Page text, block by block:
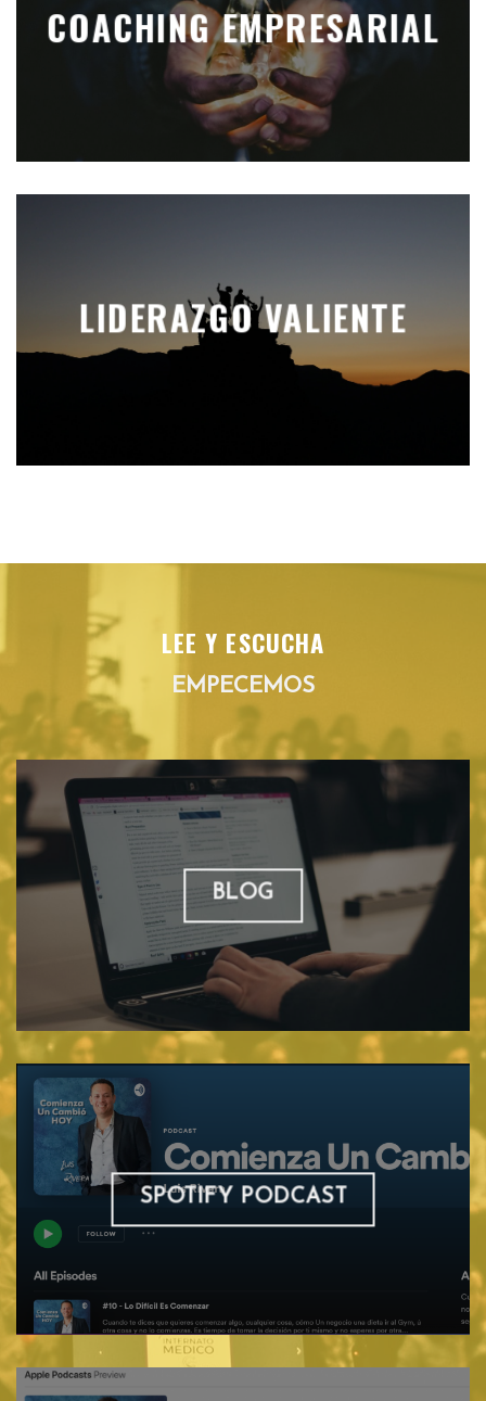
COACHING EMPRESARIAL
LIDERAZGO VALIENTE
LEE Y ESCUCHA
EMPECEMOS
BLOG
SPOTIFY PODCAST